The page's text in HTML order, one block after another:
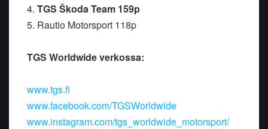
4. TGS Škoda Team 159p
5. Rautio Motorsport 118p
TGS Worldwide verkossa:
www.tgs.fi
www.facebook.com/TGSWorldwide
www.instagram.com/tgs_worldwide_motorsport/